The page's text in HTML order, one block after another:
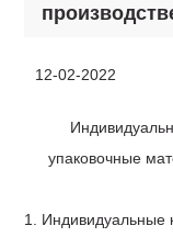
12-02-2022
упаковочные
1. Индивидуальные